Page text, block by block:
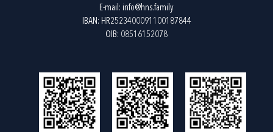
E-mail: info@hns.family
IBAN: HR2523400091100187844
OIB: 08516152078